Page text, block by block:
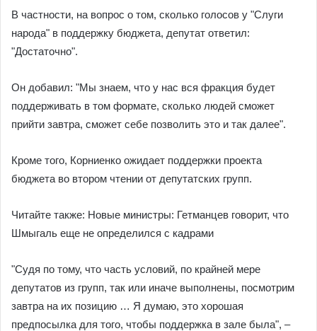
В частности, на вопрос о том, сколько голосов у "Слуги
народа" в поддержку бюджета, депутат ответил:
"Достаточно".
Он добавил: "Мы знаем, что у нас вся фракция будет
поддерживать в том формате, сколько людей сможет
прийти завтра, сможет себе позволить это и так далее".
Кроме того, Корниенко ожидает поддержки проекта
бюджета во втором чтении от депутатских групп.
Читайте также: Новые министры: Гетманцев говорит, что
Шмыгаль еще не определился с кадрами
"Судя по тому, что часть условий, по крайней мере
депутатов из групп, так или иначе выполнены, посмотрим
завтра на их позицию … Я думаю, это хорошая
предпосылка для того, чтобы поддержка в зале была", –